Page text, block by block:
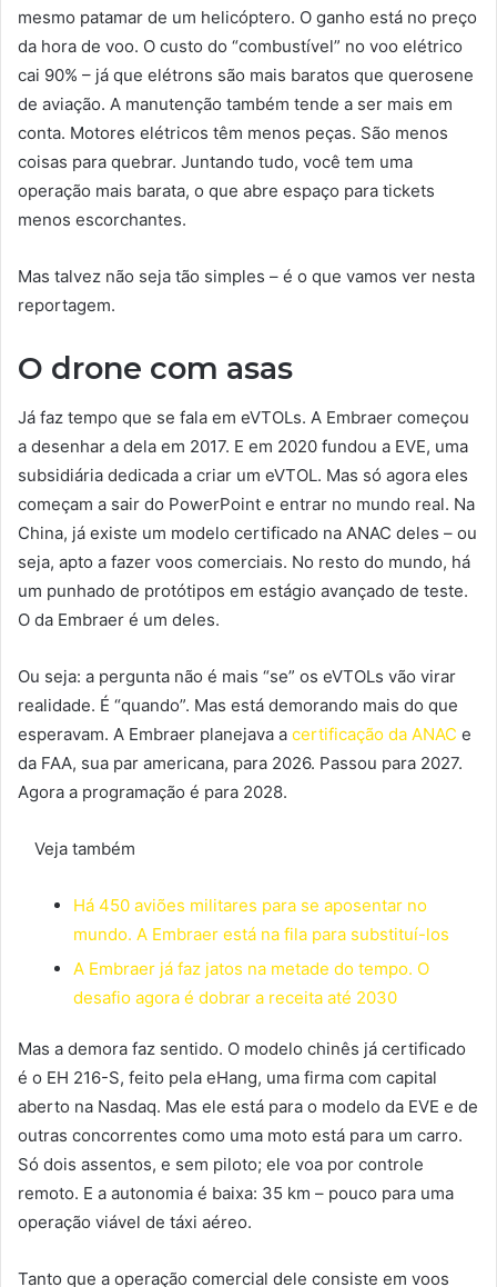
mesmo patamar de um helicóptero. O ganho está no preço
da hora de voo. O custo do “combustível” no voo elétrico
cai 90% – já que elétrons são mais baratos que querosene
de aviação. A manutenção também tende a ser mais em
conta. Motores elétricos têm menos peças. São menos
coisas para quebrar. Juntando tudo, você tem uma
operação mais barata, o que abre espaço para tickets
menos escorchantes.
Mas talvez não seja tão simples – é o que vamos ver nesta
reportagem.
O drone com asas
Já faz tempo que se fala em eVTOLs. A Embraer começou
a desenhar a dela em 2017. E em 2020 fundou a EVE, uma
subsidiária dedicada a criar um eVTOL. Mas só agora eles
começam a sair do PowerPoint e entrar no mundo real. Na
China, já existe um modelo certificado na ANAC deles – ou
seja, apto a fazer voos comerciais. No resto do mundo, há
um punhado de protótipos em estágio avançado de teste.
O da Embraer é um deles.
Ou seja: a pergunta não é mais “se” os eVTOLs vão virar
realidade. É “quando”. Mas está demorando mais do que
esperavam. A Embraer planejava a certificação da ANAC e
da FAA, sua par americana, para 2026. Passou para 2027.
Agora a programação é para 2028.
Veja também
Há 450 aviões militares para se aposentar no
mundo. A Embraer está na fila para substituí-los
A Embraer já faz jatos na metade do tempo. O
desafio agora é dobrar a receita até 2030
Mas a demora faz sentido. O modelo chinês já certificado
é o EH 216-S, feito pela eHang, uma firma com capital
aberto na Nasdaq. Mas ele está para o modelo da EVE e de
outras concorrentes como uma moto está para um carro.
Só dois assentos, e sem piloto; ele voa por controle
remoto. E a autonomia é baixa: 35 km – pouco para uma
operação viável de táxi aéreo.
Tanto que a operação comercial dele consiste em voos